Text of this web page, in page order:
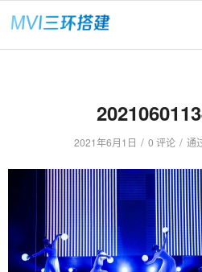
2021年6月1日 / 0 评论 / 通